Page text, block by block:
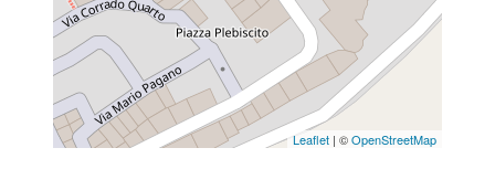
Leaflet | ©OpenStreetMap